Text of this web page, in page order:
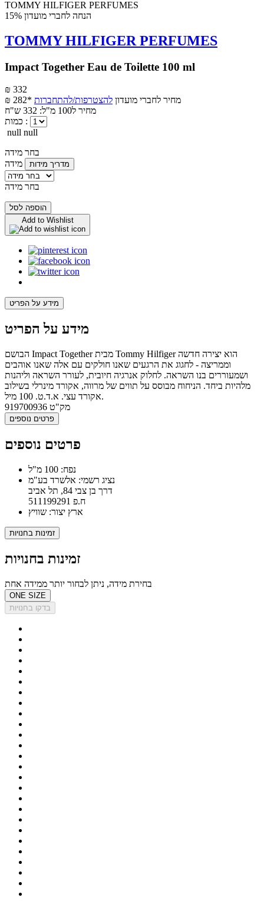
הנחה לחברי מועדון 15%
TOMMY HILFIGER PERFUMES
Impact Together Eau de Toilette 100 ml
₪ 332
₪ 282*
מחיר לחברי מועדון להצטרפות/להתחברות
מחיר ל100 מ"ל: 332 ש"ח
כמות :
null null
בחר מידה
מידה
מדריך מידות
בחר מידה
הוספה לסל
Add to Wishlist
מידע על הפריט
מידע על הפריט
הבושם Impact Together מבית Tommy Hilfiger הוא יצירה חדשה
וממריצה - לחגוג את הרגעים שאנו חולקים עם אלה שאנו אוהבים
ושמעוררים בנו השראה. לחלוק אנרגיה חיובית, לעורר השראה וליהנות
מלהיות ביחד. הניחוח מבוסס על תווים של מרווה, אקורד מינרלי בשילוב
אקורד עצי. א.ד.ט. 100 מיל.
מק"ט 919700936
פרטים נוספים
פרטים נוספים
נפח: 100 מ"ל
נציג רשמי: אלשרד בע"מ
דרך בן צבי 84, תל אביב
ח.פ 511199291
ארץ יצור: שוויץ
זמינות בחנויות
זמינות בחנויות
בחירת מידה, ניתן לבחור יותר ממידה אחת
ONE SIZE
בדקו בחנויות